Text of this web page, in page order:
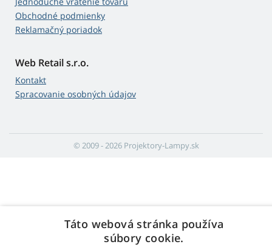
Obchodné podmienky
Reklamačný poriadok
Web Retail s.r.o.
Kontakt
Spracovanie osobných údajov
© 2009 - 2026 Projektory-Lampy.sk
Táto webová stránka používa
súbory cookie.